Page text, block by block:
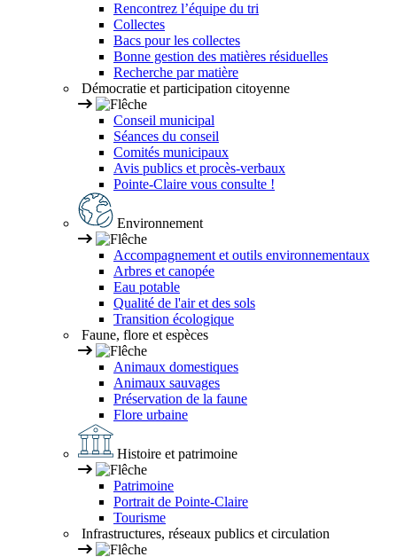
Rencontrez l’équipe du tri
Collectes
Bacs pour les collectes
Bonne gestion des matières résiduelles
Recherche par matière
Démocratie et participation citoyenne
Conseil municipal
Séances du conseil
Comités municipaux
Avis publics et procès-verbaux
Pointe-Claire vous consulte !
Environnement
Accompagnement et outils environnementaux
Arbres et canopée
Eau potable
Qualité de l'air et des sols
Transition écologique
Faune, flore et espèces
Animaux domestiques
Animaux sauvages
Préservation de la faune
Flore urbaine
Histoire et patrimoine
Patrimoine
Portrait de Pointe-Claire
Tourisme
Infrastructures, réseaux publics et circulation